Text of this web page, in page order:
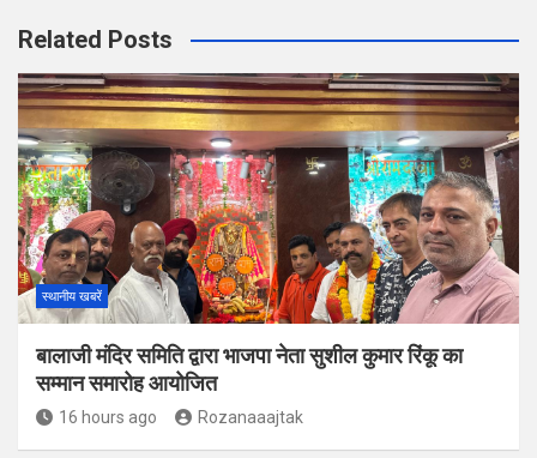
Related Posts
स्थानीय खबरें
बालाजी मंदिर समिति द्वारा भाजपा नेता सुशील कुमार रिंकू का
सम्मान समारोह आयोजित
16 hours ago Rozanaaajtak